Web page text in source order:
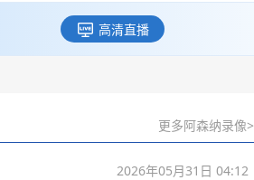
高清直播
更多阿森纳录像>
2026年05月31日 04:12